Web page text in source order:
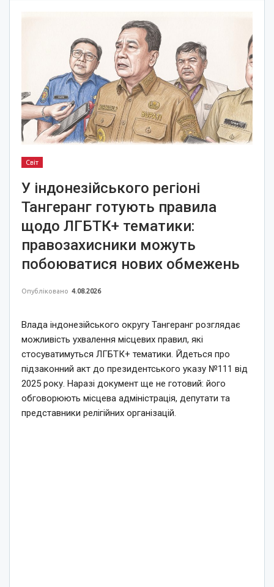
Світ
У індонезійського регіоні
Тангеранг готують правила
щодо ЛГБТК+ тематики:
правозахисники можуть
побоюватися нових обмежень
Опубліковано 4.08.2026
Влада індонезійського округу Тангеранг розглядає
можливість ухвалення місцевих правил, які
стосуватимуться ЛГБТК+ тематики. Йдеться про
підзаконний акт до президентського указу №111 від
2025 року. Наразі документ ще не готовий: його
обговорюють місцева адміністрація, депутати та
представники релігійних організацій.